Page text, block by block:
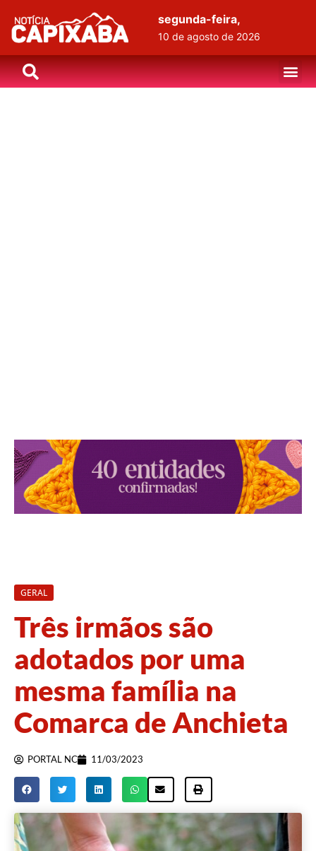
segunda-feira,
10 de agosto de 2026
GERAL
Três irmãos são
adotados por uma
mesma família na
Comarca de Anchieta
PORTAL NC 11/03/2023